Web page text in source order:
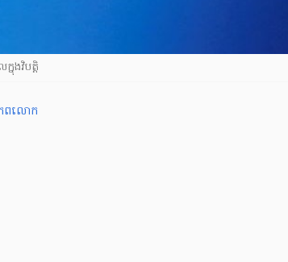
ងវិបត្តិ
ភពលោក